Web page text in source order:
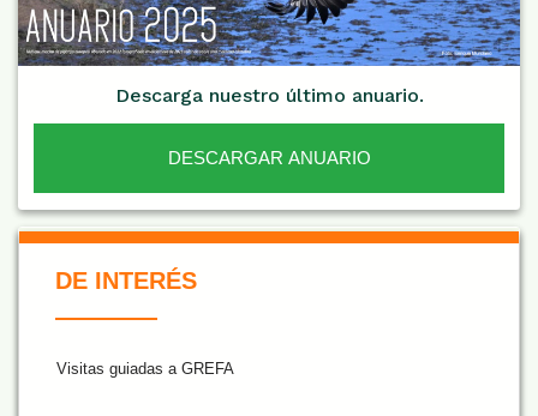
Descarga nuestro último anuario.
DESCARGAR ANUARIO
De Interés NARANJA
DE INTERÉS
Visitas guiadas a GREFA